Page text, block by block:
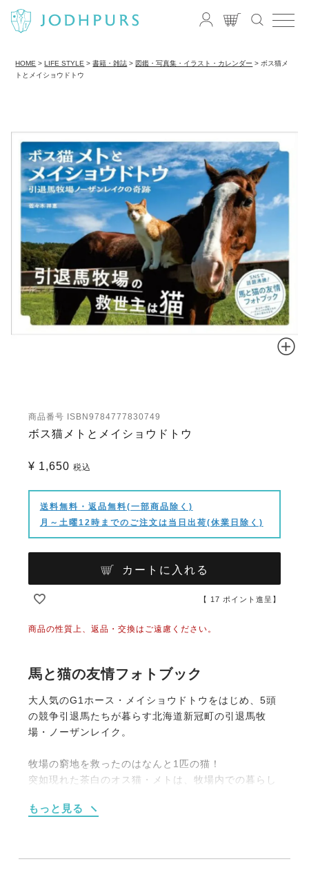
HOME LIFE STYLE 書籍・雑誌 図鑑・写真集・イラスト・カレンダー
ボス猫メ
トとメイショウドトウ
商品番号 ISBN9784777830749
ボス猫メトとメイショウドトウ
¥ 1,650 税込
送料無料・返品無料(一部商品除く)
月～土曜12時までのご注文は当日出荷(休業日除く)
カートに入れる
【 17 ポイント進呈】
商品の性質上、返品・交換はご遠慮ください。
馬と猫の友情フォトブック
大人気のG1ホース・メイショウドトウをはじめ、5頭
の競争引退馬たちが暮らす北海道新冠町の引退馬牧
場・ノーザンレイク。
牧場の窮地を救ったのはなんと1匹の猫！
突如現れた茶白のオス猫・メトは、牧場内での暮らし
に乗るのが大好きな自由猫。その愛らしさで多くの人
もっと見る